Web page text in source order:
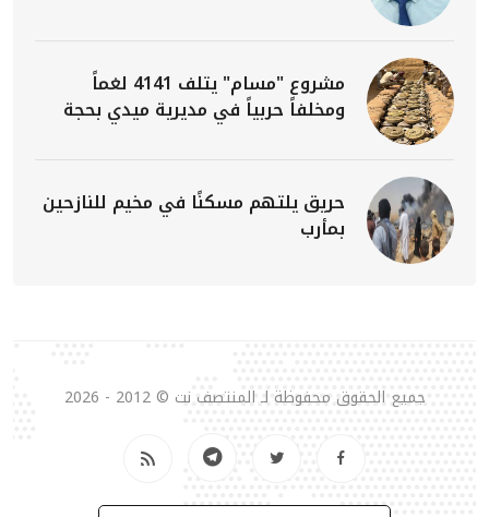
مشروع "مسام" يتلف 4141 لغماً
ومخلفاً حربياً في مديرية ميدي بحجة
حريق يلتهم مسكنًا في مخيم للنازحين
بمأرب
جميع الحقوق محفوظة لـ المنتصف نت © 2012 - 2026